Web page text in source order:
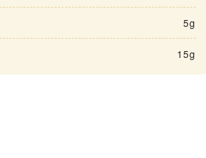
5g
15g